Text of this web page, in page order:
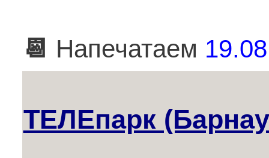
📆 Напечатаем
ТЕЛЕпарк